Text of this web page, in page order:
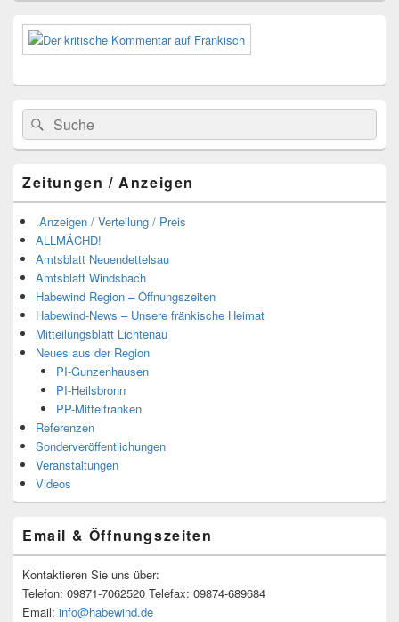
Suchen
nach:
Suchen
Zeitungen / Anzeigen
.Anzeigen / Verteilung / Preis
ALLMÄCHD!
Amtsblatt Neuendettelsau
Amtsblatt Windsbach
Habewind Region – Öffnungszeiten
Habewind-News – Unsere fränkische Heimat
Mitteilungsblatt Lichtenau
Neues aus der Region
PI-Gunzenhausen
PI-Heilsbronn
PP-Mittelfranken
Referenzen
Sonderveröffentlichungen
Veranstaltungen
Videos
Email & Öffnungszeiten
Kontaktieren Sie uns über:
Telefon: 09871-7062520 Telefax: 09874-689684
Email: info@habewind.de